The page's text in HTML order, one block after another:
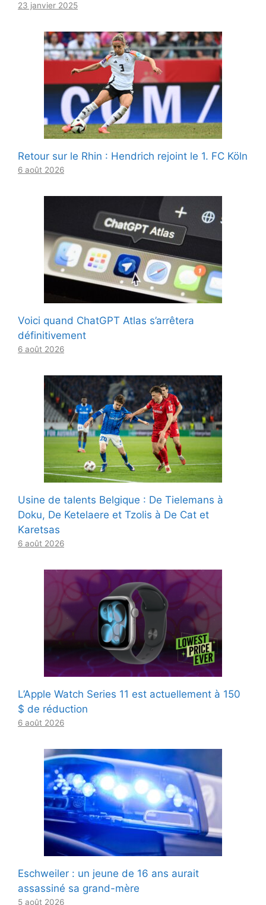
23 janvier 2025
Retour sur le Rhin : Hendrich rejoint le 1. FC Köln
6 août 2026
Voici quand ChatGPT Atlas s’arrêtera
définitivement
6 août 2026
Usine de talents Belgique : De Tielemans à
Doku, De Ketelaere et Tzolis à De Cat et
Karetsas
6 août 2026
L’Apple Watch Series 11 est actuellement à 150
$ de réduction
6 août 2026
Eschweiler : un jeune de 16 ans aurait
assassiné sa grand-mère
5 août 2026